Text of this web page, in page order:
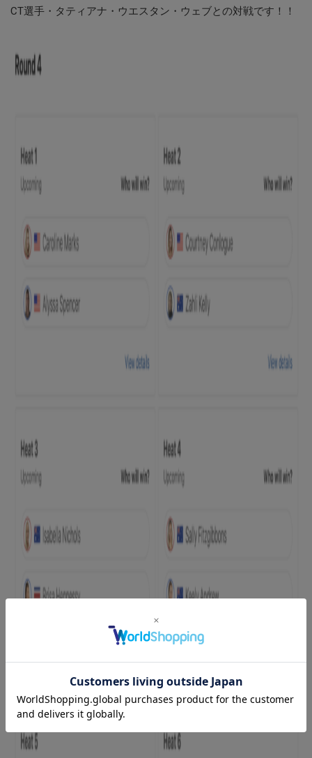
CT選手・タティアナ・ウエスタン・ウェブとの対戦です！！